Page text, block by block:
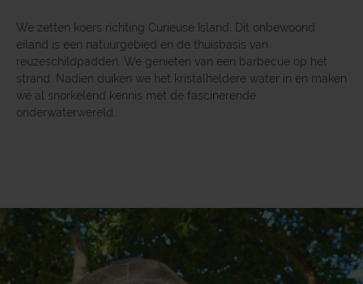
We zetten koers richting Curieuse Island. Dit onbewoond
eiland is een natuurgebied en de thuisbasis van
reuzeschildpadden. We genieten van een barbecue op het
strand. Nadien duiken we het kristalheldere water in en maken
we al snorkelend kennis met de fascinerende
onderwaterwereld.